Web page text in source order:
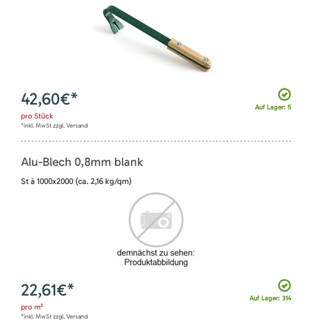
Auf Lager: 5
42,60€*
pro Stück
*inkl. MwSt zzgl. Versand
Alu-Blech 0,8mm blank
St à 1000x2000 (ca. 2,16 kg/qm)
Auf Lager: 314
22,61€*
pro m²
*inkl. MwSt zzgl. Versand